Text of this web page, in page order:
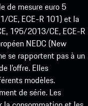
de mesure euro 5
ECE-R 101) et la
195/2013/CE, ECE-R
NEDC (New
se rapportent pas à un
l’offre. Elles
modèles.
de série. Les